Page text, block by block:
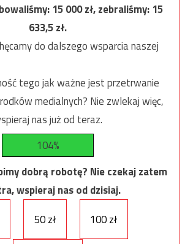
15 000zł, zebraliśmy:15
633,5zł.
do dalszego wsparcia naszej
tego jak ważne jest przetrwanie
medialnych? Nie zwlekaj więc,
nas już od teraz.
104%
dobrą robotę? Nie czekaj zatem
wspieraj nas od dzisiaj.
50 zł 100 zł